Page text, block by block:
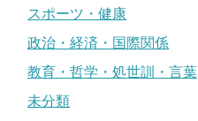
スポーツ・健康
政治・経済・国際関係
教育・哲学・処世訓・言葉
未分類